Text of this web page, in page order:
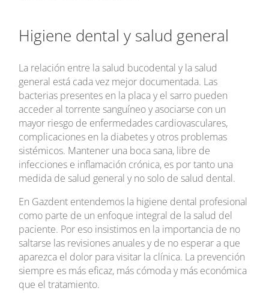
Higiene dental y salud general
La relación entre la salud bucodental y la salud
general está cada vez mejor documentada. Las
bacterias presentes en la placa y el sarro pueden
acceder al torrente sanguíneo y asociarse con un
mayor riesgo de enfermedades cardiovasculares,
complicaciones en la diabetes y otros problemas
sistémicos. Mantener una boca sana, libre de
infecciones e inflamación crónica, es por tanto una
medida de salud general y no solo de salud dental.
En Gazdent entendemos la higiene dental profesional
como parte de un enfoque integral de la salud del
paciente. Por eso insistimos en la importancia de no
saltarse las revisiones anuales y de no esperar a que
aparezca el dolor para visitar la clínica. La prevención
siempre es más eficaz, más cómoda y más económica
que el tratamiento.